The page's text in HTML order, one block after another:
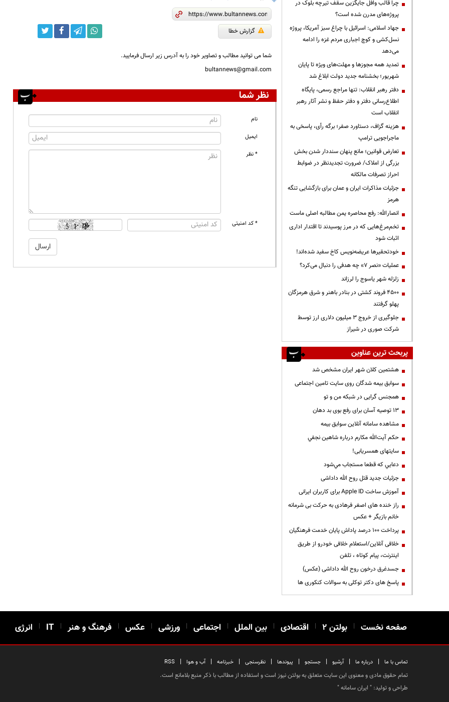
گزارش خطا
شما می توانید مطالب و تصاویر خود را به آدرس زیر ارسال فرمایید.
bultannews@gmail.com
نظر شما
نام
ایمیل
* نظر
* کد امنیتی
چرا قالب وافل جایگزین سقف تیرچه بلوک در
پروژه‌های مدرن شده است؟
جهاد اسلامی: اسرائیل با چراغ سبز آمریکا، پروژه
نسل‌کشی و کوچ اجباری مردم غزه را ادامه
می‌دهد
تمدید همه مجوزها و مهلت‌های ویژه تا پایان
شهریور؛ بخشنامه جدید دولت ابلاغ شد
دفتر رهبر انقلاب: تنها مراجع رسمی، پایگاه
اطلاع‌رسانی دفتر و دفتر حفظ و نشر آثار رهبر
انقلاب است
هزینه گزاف، دستاورد صفر؛ برگه رأی، پاسخی به
ماجراجویی ترامپ
تعارض قوانین؛ مانع پنهان سنددار شدن بخش
بزرگی از املاک/ ضرورت تجدیدنظر در ضوابط
احراز تصرفات مالکانه
جزئیات مذاکرات ایران و عمان برای بازگشایی تنگه
هرمز
انصارالله: رفع محاصره یمن مطالبه اصلی ماست
تخم‌مرغ‌هایی که در مرز پوسیدند تا اقتدار اداری
اثبات شود
خودتحقیرها عریضه‌نویس کاخ سفید شده‌اند!
عملیات «نصر ۷» چه هدفی را دنبال می‌کرد؟
زلزله شهر یاسوج را لرزاند
۴۵۰۰ فروند کشتی در بنادر باهنر و شرق هرمزگان
پهلو گرفتند
جلوگیری از خروج ۳ میلیون دلاری ارز توسط
شرکت صوری در شیراز
پربحث ترین عناوین
هشتمین کلان شهر ایران مشخص شد
سوابق بیمه شدگان روی سایت تامین اجتماعی
همجنس گرایی در شبکه من و تو
13 توصیه آسان برای رفع بوی بد دهان
مشاهده سامانه آنلاين سوابق بیمه
حكم آيت‌الله مكارم درباره شاهين نجفي
سایتهای همسریابی!
دعايي كه قطعا مستجاب مي‌شود
جزئیات جدید قتل روح الله داداشی
آموزش ساخت Apple ID برای کاربران ایرانی
راز خنده های اصغر فرهادی به حرکت بی شرمانه
خانم بازیگر + عکس
پرداخت ۱۰۰ درصد پاداش پایان خدمت فرهنگیان
خلافی آنلاین/استعلام خلافی خودرو از طریق
اینترنت، پیام کوتاه ، تلفن
جسدغرق درخون روح الله داداشی (عکس)
پاسخ های دکتر توکلی به سوالات کنکوری ها
صفحه نخست | بولتن ۲ | اقتصادی | بین الملل | اجتماعی | ورزشی | عکس | فرهنگ و هنر |
IT
| انرژی
تماس با ما | درباره ما | آرشیو | جستجو | پیوندها | نظرسنجی | خبرنامه | آب و هوا |
RSS
تمام حقوق مادی و معنوی این سایت متعلق به بولتن نیوز است و استفاده از مطالب با ذکر منبع بلامانع است.
طراحی و تولید: " ایران سامانه"